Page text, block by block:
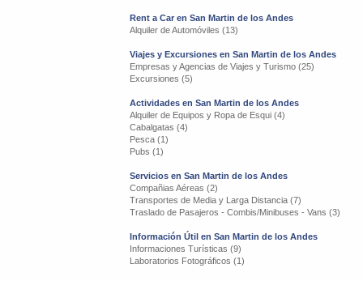
Rent a Car en San Martin de los Andes
Alquiler de Automóviles (13)
Viajes y Excursiones en San Martin de los Andes
Empresas y Agencias de Viajes y Turismo (25)
Excursiones (5)
Actividades en San Martin de los Andes
Alquiler de Equipos y Ropa de Esqui (4)
Cabalgatas (4)
Pesca (1)
Pubs (1)
Servicios en San Martin de los Andes
Compañias Aéreas (2)
Transportes de Media y Larga Distancia (7)
Traslado de Pasajeros - Combis/Minibuses - Vans (3)
Información Útil en San Martin de los Andes
Informaciones Turísticas (9)
Laboratorios Fotográficos (1)